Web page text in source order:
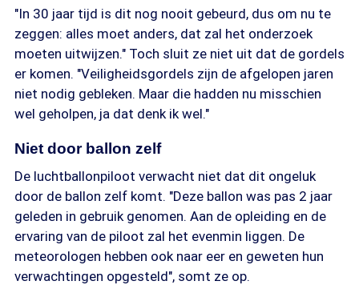
"In 30 jaar tijd is dit nog nooit gebeurd, dus om nu te
zeggen: alles moet anders, dat zal het onderzoek
moeten uitwijzen." Toch sluit ze niet uit dat de gordels
er komen. "Veiligheidsgordels zijn de afgelopen jaren
niet nodig gebleken. Maar die hadden nu misschien
wel geholpen, ja dat denk ik wel."
Niet door ballon zelf
De luchtballonpiloot verwacht niet dat dit ongeluk
door de ballon zelf komt. "Deze ballon was pas 2 jaar
geleden in gebruik genomen. Aan de opleiding en de
ervaring van de piloot zal het evenmin liggen. De
meteorologen hebben ook naar eer en geweten hun
verwachtingen opgesteld", somt ze op.